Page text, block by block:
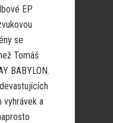
EP
se
Tomáš
BABYLON.
vyhrávek a